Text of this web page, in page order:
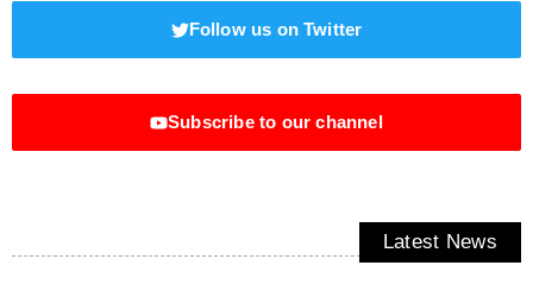
Follow us on Twitter
Subscribe to our channel
Latest News